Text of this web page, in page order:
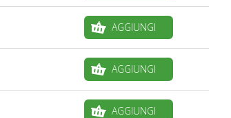
AGGIUNGI
AGGIUNGI
AGGIUNGI